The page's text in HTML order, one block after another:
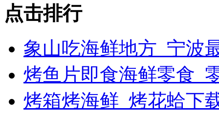
点击排行
象山吃海鲜地方_宁波
烤鱼片即食海鲜零食_
烤箱烤海鲜_烤花蛤下